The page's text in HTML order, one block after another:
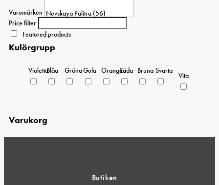
Varumärken
Price filter
Featured products
Kulörgrupp
ViolettaBlåa GrönaGula OrangeaRöda Bruna Svarta
Vita
Varukorg
Butiken